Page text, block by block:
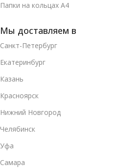
Папки на кольцах А4
Мы доставляем в
Санкт-Петербург
Екатеринбург
Казань
Красноярск
Нижний Новгород
Челябинск
Уфа
Самара